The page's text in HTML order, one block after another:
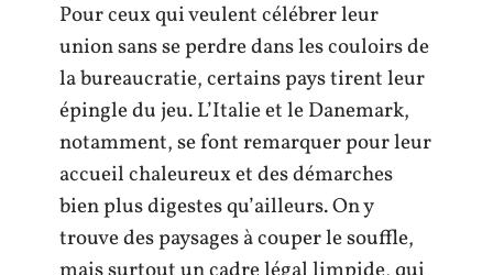
Pour ceux qui veulent célébrer leur
union sans se perdre dans les couloirs de
la bureaucratie, certains pays tirent leur
épingle du jeu. L’Italie et le Danemark,
notamment, se font remarquer pour leur
accueil chaleureux et des démarches
bien plus digestes qu’ailleurs. On y
trouve des paysages à couper le souffle,